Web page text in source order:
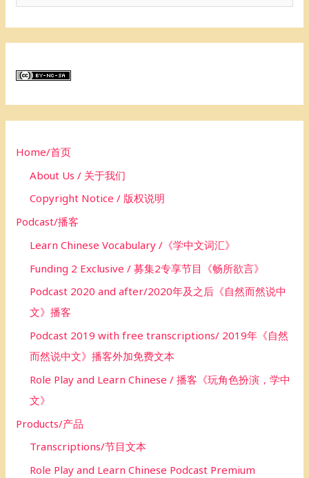
c
rHome/首页
About Us / 关于我们
Copyright Notice / 版权说明
Podcast/播客
Learn Chinese Vocabulary /《学中文词汇》
Funding 2 Exclusive / 募集2专享节目《畅所欲言》
Podcast 2020 and after/2020年及之后《自然而然说中
文》播客
Podcast 2019 with free transcriptions/ 2019年《自然
而然说中文》播客外加免费文本
Role Play and Learn Chinese / 播客《玩角色扮演，学中
文》
Products/产品
Transcriptions/节目文本
Role Play and Learn Chinese Podcast Premium